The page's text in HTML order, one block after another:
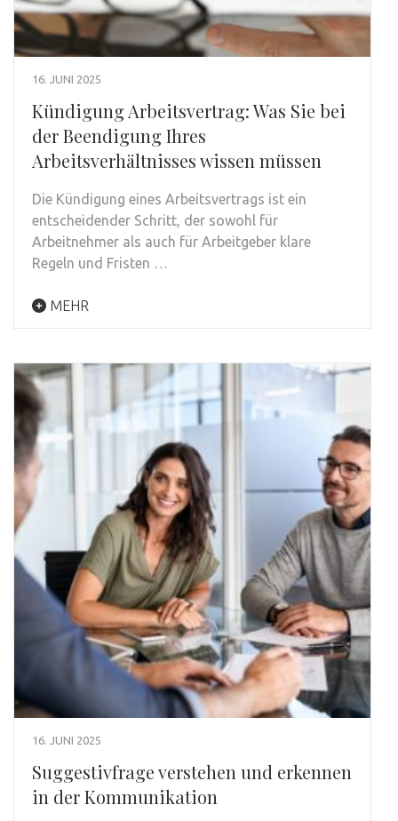
16. JUNI 2025
Kündigung Arbeitsvertrag: Was Sie bei
der Beendigung Ihres
Arbeitsverhältnisses wissen müssen
Die Kündigung eines Arbeitsvertrags ist ein
entscheidender Schritt, der sowohl für
Arbeitnehmer als auch für Arbeitgeber klare
Regeln und Fristen …
MEHR
16. JUNI 2025
Suggestivfrage verstehen und erkennen
in der Kommunikation